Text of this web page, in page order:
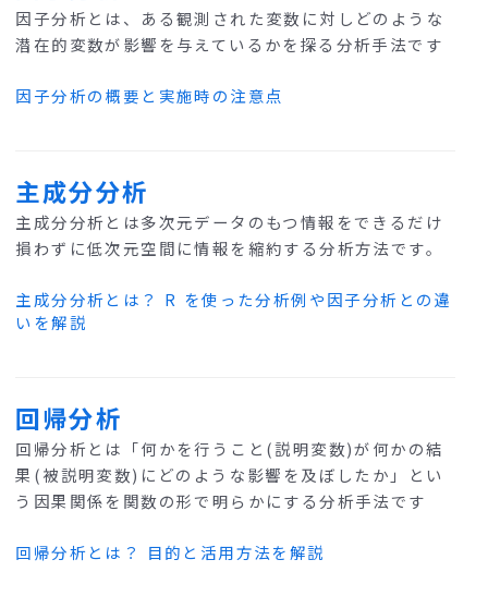
因子分析とは、ある観測された変数に対しどのような
潜在的変数が影響を与えているかを探る分析手法です
因子分析の概要と実施時の注意点
主成分分析
主成分分析とは多次元データのもつ情報をできるだけ
損わずに低次元空間に情報を縮約する分析方法です。
主成分分析とは？ R を使った分析例や因子分析との違
いを解説
回帰分析
回帰分析とは「何かを行うこと(説明変数)が何かの結
果(被説明変数)にどのような影響を及ぼしたか」とい
う因果関係を関数の形で明らかにする分析手法です
回帰分析とは？ 目的と活用方法を解説